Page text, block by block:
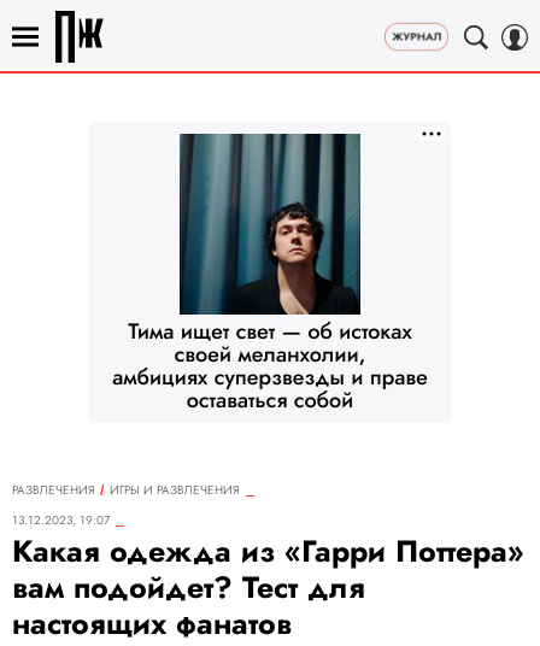
РАЗВЛЕЧЕНИЯ
ИГРЫ И РАЗВЛЕЧЕНИЯ
13.12.2023, 19:07
Какая одежда из «Гарри Поттера»
вам подойдет? Тест для
настоящих фанатов